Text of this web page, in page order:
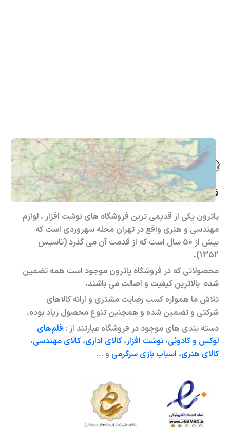
فروشگاه حضوری – اینترنتی پاترون
پاترون یکی از قدیمی ترین فروشگاه های نوشت افزار ، لوازم
مهندسی و هنری واقع در تهران محله سهروردی است که
بیش از 50 سال است که از قدمت آن می گذرد (تاسیس
1352).
محصولاتی که در فروشگاه پاترون موجود است همه تضمین
شده بالاترین کیفیت و اصالت می باشند.
تلاش ما همواره کسب رضایت مشتری و ارائه کالاهای
شرکتی و تضمین شده و همچنین تنوع محصول زیاد بوده.
دسته بندی های موجود در فروشگاه عبارتند از : قلم‌های
لوکس و کادوئی، نوشت افزار،کالای اداری،کالای مهندسی،
کالای هنری، اسباب بازی سرگرمی و …